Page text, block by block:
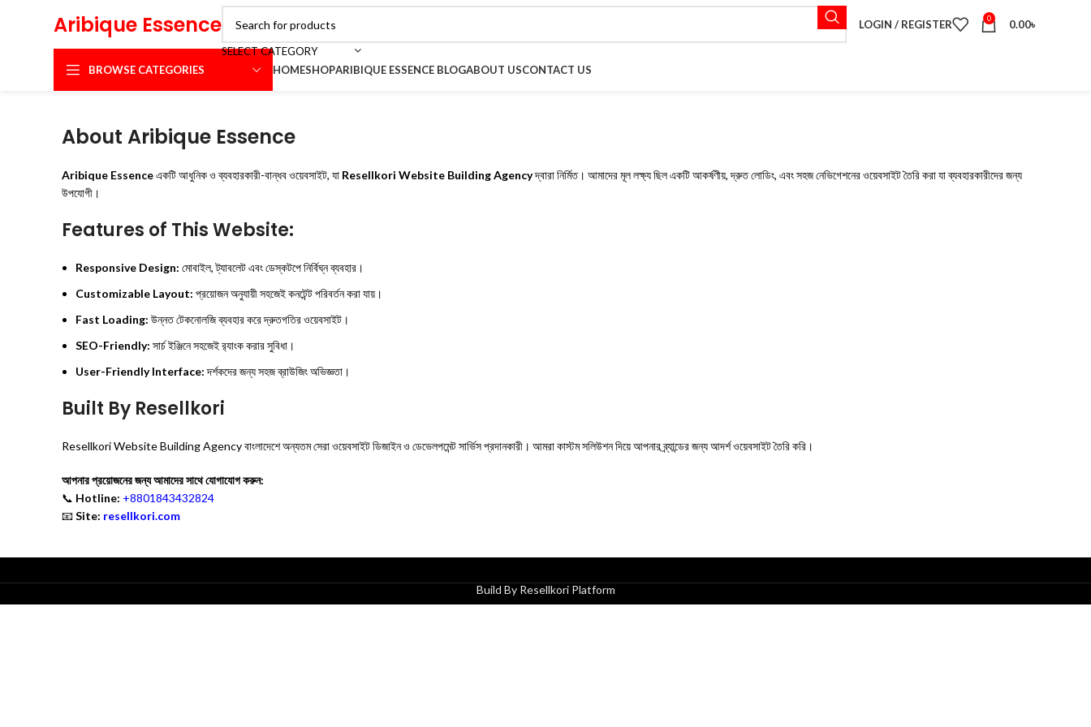
Aribique Essence
SELECT CATEGORY
LOGIN / REGISTER 0 0.00৳
BROWSE CATEGORIES HOMESHOPARIBIQUE ESSENCE BLOGABOUT USCONTACT US
About Aribique Essence
Aribique Essenceএকটি আধুনিক ও ব্যবহারকারী-বান্ধব ওয়েবসাইট, যা Resellkori Website Building Agencyদ্বারা নির্মিত। আমাদের মূল লক্ষ্য ছিল একটি আকর্ষণীয়, দ্রুত লোডিং, এবং সহজ নেভিগেশনের ওয়েবসাইট তৈরি করা যা ব্যবহারকারীদের জন্য
উপযোগী।
Features of This Website:
Responsive Design: মোবাইল, ট্যাবলেট এবং ডেস্কটপে নির্বিঘ্ন ব্যবহার।
Customizable Layout: প্রয়োজন অনুযায়ী সহজেই কনটেন্ট পরিবর্তন করা যায়।
Fast Loading: উন্নত টেকনোলজি ব্যবহার করে দ্রুতগতির ওয়েবসাইট।
SEO-Friendly: সার্চ ইঞ্জিনে সহজেই র‍্যাংক করার সুবিধা।
User-Friendly Interface:দর্শকদের জন্য সহজ ব্রাউজিং অভিজ্ঞতা।
Built By Resellkori
Resellkori Website Building Agency বাংলাদেশে অন্যতম সেরা ওয়েবসাইট ডিজাইন ও ডেভেলপমেন্ট সার্ভিস প্রদানকারী। আমরা কাস্টম সলিউশন দিয়ে আপনার ব্র্যান্ডের জন্য আদর্শ ওয়েবসাইট তৈরি করি।
আপনার প্রয়োজনের জন্য আমাদের সাথে যোগাযোগ করুন:
📞 Hotline: +8801843432824
📧Site: resellkori.com
Build By Resellkori Platform